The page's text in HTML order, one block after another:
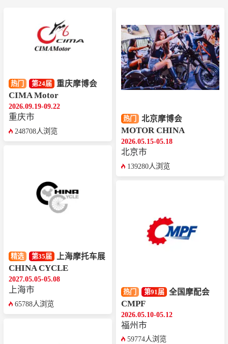
热门 第24届 重庆摩博会
CIMA Motor
2026.09.19-09.22
重庆市
248708人浏览
精选 第35届 上海摩托车展
CHINA CYCLE
2027.05.05-05.08
上海市
65788人浏览
热门 北京摩博会
MOTOR CHINA
2026.05.15-05.18
北京市
139280人浏览
热门 第91届 全国摩配会
CMPF
2026.05.10-05.12
福州市
59774人浏览